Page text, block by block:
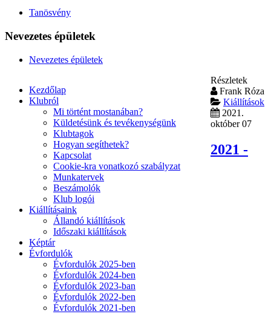
Tanösvény
Nevezetes épületek
Nevezetes épületek
Kezdőlap
Klubról
Mi történt mostanában?
Küldetésünk és tevékenységünk
Klubtagok
Hogyan segíthetek?
Kapcsolat
Cookie-kra vonatkozó szabályzat
Munkatervek
Beszámolók
Klub logói
Kiállításaink
Állandó kiállítások
Időszaki kiállítások
Képtár
Évfordulók
Évfordulók 2025-ben
Évfordulók 2024-ben
Évfordulók 2023-ban
Évfordulók 2022-ben
Évfordulók 2021-ben
Részletek
Frank Róza
Kiállítások
2021.
október 07
2021 -